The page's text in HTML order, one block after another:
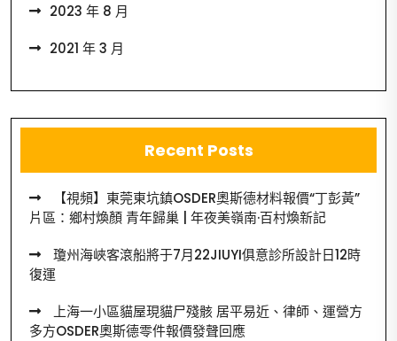
2023 年 8 月
2021 年 3 月
Recent Posts
【視頻】東莞東坑鎮OSDER奧斯德材料報價“丁彭黃”
片區：鄉村煥顏 青年歸巢 | 年夜美嶺南·百村煥新記
瓊州海峽客滾船將于7月22JIUYI俱意診所設計日12時
復運
上海一小區貓屋現貓尸殘骸 居平易近、律師、運營方
多方OSDER奧斯德零件報價發聲回應